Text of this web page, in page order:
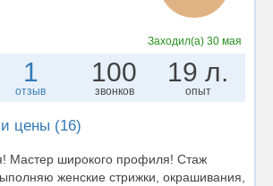
Заходил(а) 30 мая
1
отзыв
100
звонков
19 л.
опыт
цены (16)
Мастер широкого профиля! Стаж
женские стрижки, окрашивания,